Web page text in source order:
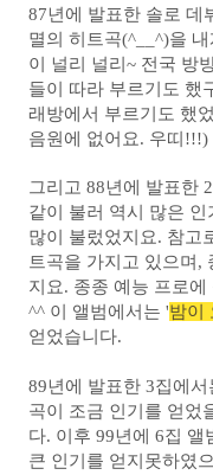
87년에 발표한 솔로 데
멸의 히트곡(^__^)을
이 널리 널리~ 전국 방
들이 따라 부르기도 했
래방에서 부르기도 했
음원에 없어요. 우띠!!!)
그리고 88년에 발표한
같이 불러 역시 많은 인
많이 불렀었지요. 참고
트곡을 가지고 있으며,
지요. 종종 예능 프로
^^ 이 앨범에서는 '밤이
얻었습니다.
89년에 발표한 3집에서
곡이 조금 인기를 얻었
다. 이후 99년에 6집 앨
큰 인기를 얻지못하였